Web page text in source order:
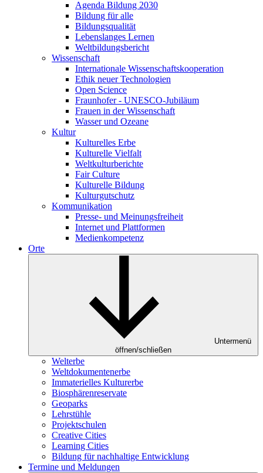
Agenda Bildung 2030
Bildung für alle
Bildungsqualität
Lebenslanges Lernen
Weltbildungsbericht
Wissenschaft
Internationale Wissenschaftskooperation
Ethik neuer Technologien
Open Science
Fraunhofer - UNESCO-Jubiläum
Frauen in der Wissenschaft
Wasser und Ozeane
Kultur
Kulturelles Erbe
Kulturelle Vielfalt
Weltkulturberichte
Fair Culture
Kulturelle Bildung
Kulturgutschutz
Kommunikation
Presse- und Meinungsfreiheit
Internet und Plattformen
Medienkompetenz
Orte
Untermenü
öffnen/schließen
Welterbe
Weltdokumentenerbe
Immaterielles Kulturerbe
Biosphärenreservate
Geoparks
Lehrstühle
Projektschulen
Creative Cities
Learning Cities
Bildung für nachhaltige Entwicklung
Termine und Meldungen